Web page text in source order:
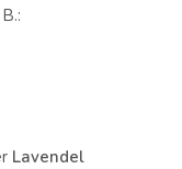
Lavendel